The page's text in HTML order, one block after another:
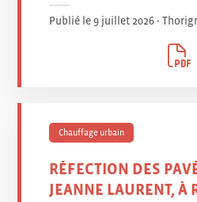
Publié le 9 juillet 2026 -
Chauffage urbain
RÉFECTION DES
JEANNE LAURENT, À